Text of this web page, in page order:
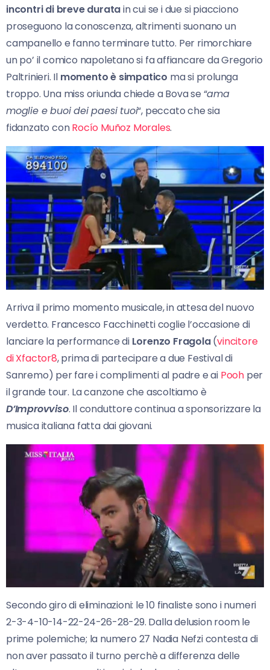
incontri di breve duratain cui se i due si piacciono
proseguono la conoscenza, altrimenti suonano un
campanello e fanno terminare tutto. Per rimorchiare
un po’ il comico napoletano si fa affiancare da Gregorio
Paltrinieri. Il momento è simpatico ma si prolunga
troppo. Una miss oriunda chiede a Bova se “ama
moglie e buoi dei paesi tuoi“, peccato che sia
fidanzato conRocío Muñoz Morales.
Arriva il primo momento musicale, in attesa del nuovo
verdetto. Francesco Facchinetti coglie l’occasione di
lanciare la performance di Lorenzo Fragola(vincitore
di Xfactor8, prima di partecipare a due Festival di
Sanremo) per fare i complimenti al padre e ai Pooh per
il grande tour. La canzone che ascoltiamo è
D’Improvviso. Il conduttore continua a sponsorizzare la
musica italiana fatta dai giovani.
Secondo giro di eliminazioni: le 10 finaliste sono i numeri
2-3-4-10-14-22-24-26-28-29. Dalla delusion room le
prime polemiche; la numero 27 Nadia Nefzi contesta di
non aver passato il turno perchè a differenza delle